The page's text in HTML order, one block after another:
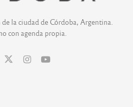
la ciudad de Córdoba, Argentina.
con agenda propia.